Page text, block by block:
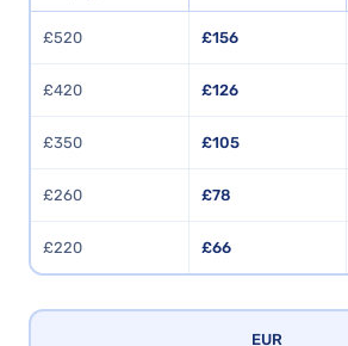
£520 £156
£420 £126
£350 £105
£260 £78
£220 £66
EUR